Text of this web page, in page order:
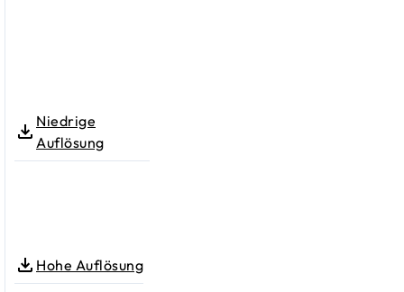
Niedrige
Auflösung
Hohe Auflösung